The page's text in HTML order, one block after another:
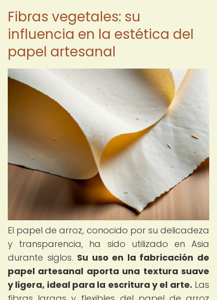
Fibras vegetales: su
influencia en la estética del
papel artesanal
El papel de arroz, conocido por su delicadeza
y transparencia, ha sido utilizado en Asia
durante siglos. Su uso en la fabricación de
papel artesanal aporta una textura suave
y ligera, ideal para la escritura y el arte. Las